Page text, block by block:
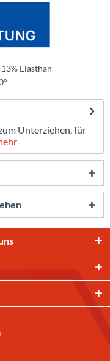
Elasthan
Unterziehen, für